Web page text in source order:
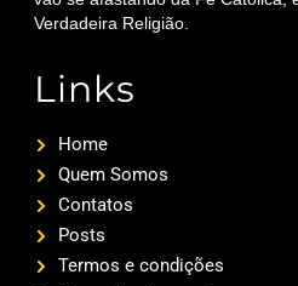
Verdadeira Religião.
Links
Home
Quem Somos
Contatos
Posts
Termos e condições